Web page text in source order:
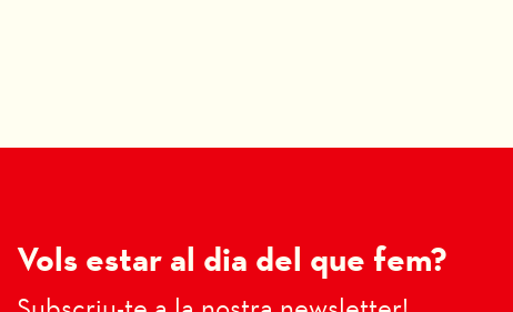
Vols estar al dia del que fem?